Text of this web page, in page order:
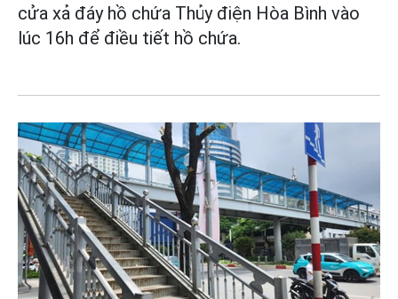
cửa xả đáy hồ chứa Thủy điện Hòa Bình vào
lúc 16h để điều tiết hồ chứa.